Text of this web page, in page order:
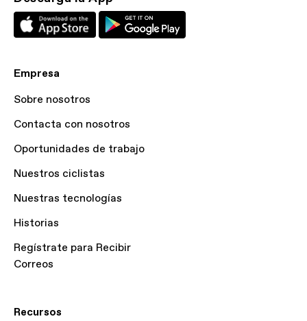
Empresa
Sobre nosotros
Contacta con nosotros
Oportunidades de trabajo
Nuestros ciclistas
Nuestras tecnologías
Historias
Regístrate para Recibir
Correos
Recursos